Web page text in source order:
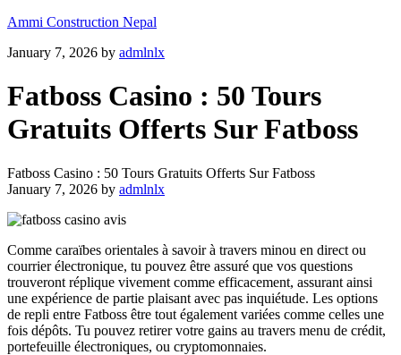
Ammi Construction Nepal
January 7, 2026 by admlnlx
Fatboss Casino : 50 Tours
Gratuits Offerts Sur Fatboss
Fatboss Casino : 50 Tours Gratuits Offerts Sur Fatboss
January 7, 2026 by admlnlx
Comme caraïbes orientales à savoir à travers minou en direct ou
courrier électronique, tu pouvez être assuré que vos questions
trouveront réplique vivement comme efficacement, assurant ainsi
une expérience de partie plaisant avec pas inquiétude. Les options
de repli entre Fatboss être tout également variées comme celles une
fois dépôts. Tu pouvez retirer votre gains au travers menu de crédit,
portefeuille électroniques, ou cryptomonnaies.